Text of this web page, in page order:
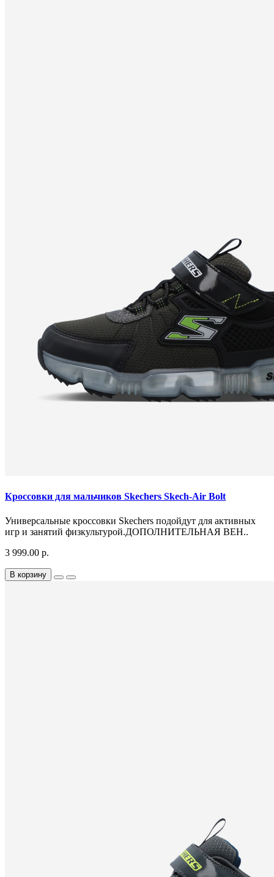
Кроссовки для мальчиков Skechers Skech-Air Bolt
Универсальные кроссовки Skechers подойдут для активных
игр и занятий физкультурой.ДОПОЛНИТЕЛЬНАЯ ВЕН..
3 999.00 р.
В корзину